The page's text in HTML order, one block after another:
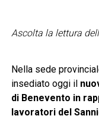
Ascolta la lettura
Nella sede
insediato oggi il
di Benevento in
lavoratori del